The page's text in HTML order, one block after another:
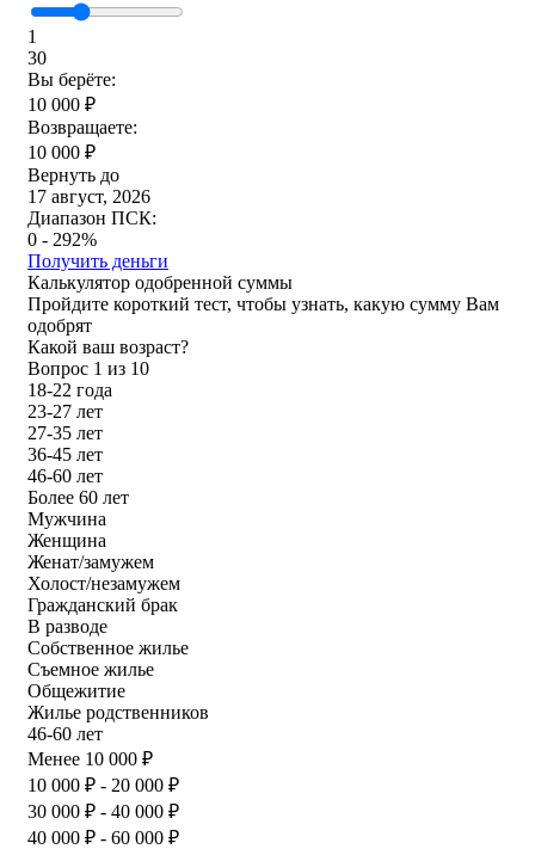
1
30
Вы берёте:
10 000 ₽
Возвращаете:
10 000 ₽
Вернуть до
17 август, 2026
Диапазон ПСК:
0 - 292%
Получить деньги
Калькулятор одобренной суммы
Пройдите короткий тест, чтобы узнать, какую сумму Вам
одобрят
Какой ваш возраст?
Вопрос 1 из 10
18-22 года
23-27 лет
27-35 лет
36-45 лет
46-60 лет
Более 60 лет
Мужчина
Женщина
Женат/замужем
Холост/незамужем
Гражданский брак
В разводе
Собственное жилье
Съемное жилье
Общежитие
Жилье родственников
46-60 лет
Менее 10 000 ₽
10 000 ₽ - 20 000 ₽
30 000 ₽ - 40 000 ₽
40 000 ₽ - 60 000 ₽